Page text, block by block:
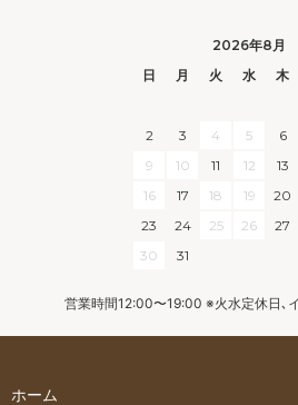
2026年8月
日
月 火 水 木
2
3 4 5 6
9
10 11 12 13
16
17 18 19 20
23
24 25 26 27
30
31
営業時間12:00〜19:00 ※火水定休日､
ホーム